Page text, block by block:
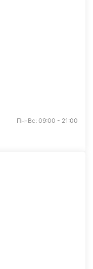
Пн-Вс: 09:00 - 21:00